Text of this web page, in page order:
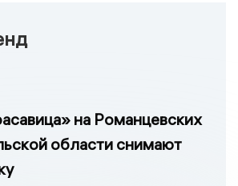
на Романцевских
области снимают